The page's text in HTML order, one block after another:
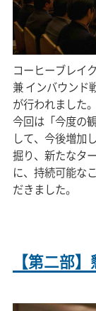
コーヒーブレイ
兼 インバウンド
が行われました。
今回は「今度の
して、今後増加
掘り、新たなタ
に、持続可能な
だきました。
【第二部